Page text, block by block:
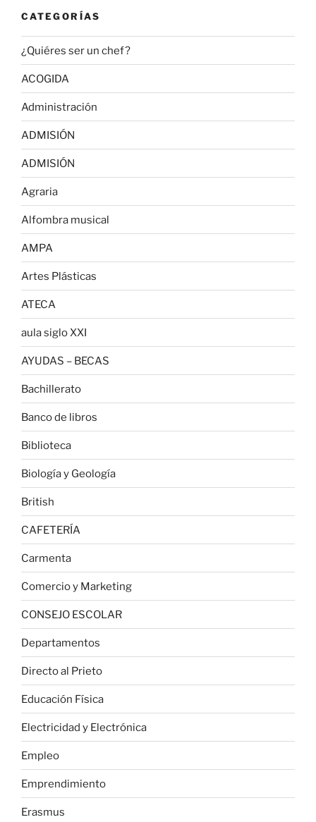
CATEGORÍAS
¿Quiéres ser un chef?
ACOGIDA
Administración
ADMISIÓN
ADMISIÓN
Agraria
Alfombra musical
AMPA
Artes Plásticas
ATECA
aula siglo XXI
AYUDAS – BECAS
Bachillerato
Banco de libros
Biblioteca
Biología y Geología
British
CAFETERÍA
Carmenta
Comercio y Marketing
CONSEJO ESCOLAR
Departamentos
Directo al Prieto
Educación Física
Electricidad y Electrónica
Empleo
Emprendimiento
Erasmus